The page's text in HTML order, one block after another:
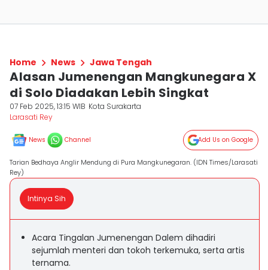
Home News Jawa Tengah
Alasan Jumenengan Mangkunegara X
di Solo Diadakan Lebih Singkat
07 Feb 2025, 13:15 WIB Kota Surakarta
Larasati Rey
News Channel Add Us on Google
Tarian Bedhaya Anglir Mendung di Pura Mangkunegaran. (IDN Times/Larasati
Rey)
Intinya Sih
Acara Tingalan Jumenengan Dalem dihadiri
sejumlah menteri dan tokoh terkemuka, serta artis
ternama.